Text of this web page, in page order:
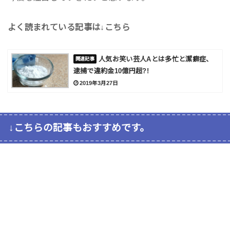
よく読まれている記事は↓こちら
人気お笑い芸人Aとは多忙と潔癖症、
逮捕で違約金10億円超?!
2019年3月27日
↓こちらの記事もおすすめです。